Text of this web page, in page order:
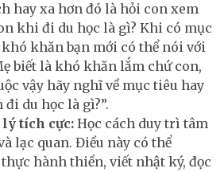
hay xa hơn đó là hỏi con xem
khi đi du học là gì? Khi có mục
khăn bạn mới có thể nói với
biết là khó khăn lắm chứ con,
vậy hãy nghĩ về mục tiêu hay
du học là gì?”.
lý tích cực: Học cách duy trì tâm
lạc quan. Điều này có thể
hành thiền, viết nhật ký, đọc